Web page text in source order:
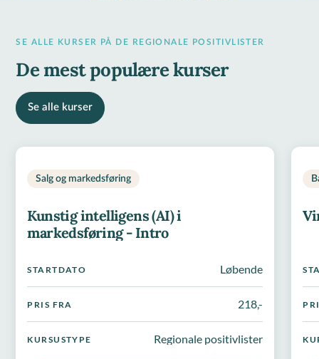
SE ALLE KURSER PÅ DE REGIONALE POSITIVLISTER
De mest populære kurser
Se alle kurser
Salg og markedsføring
Kunstig intelligens (AI) i
markedsføring - Intro
STARTDATO Løbende
PRIS FRA 218,-
KURSUSTYPE Regionale positivlister